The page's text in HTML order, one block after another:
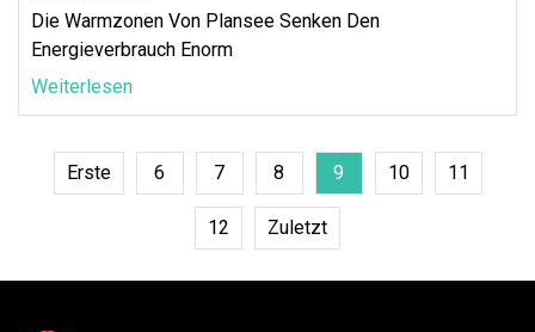
Die Warmzonen Von Plansee Senken Den
Energieverbrauch Enorm
Weiterlesen
Erste 6 7 8 9 10 11
12 Zuletzt